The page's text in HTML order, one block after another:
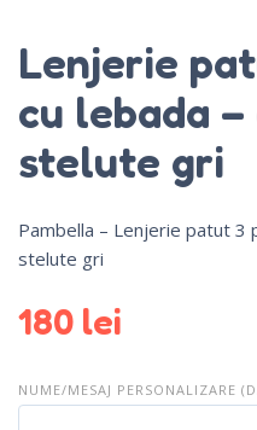
Lenjerie
cu lebada –
stelute gri
Pambella – Lenjerie patut 3
stelute gri
180 lei
NUME/MESAJ PERSONALIZARE